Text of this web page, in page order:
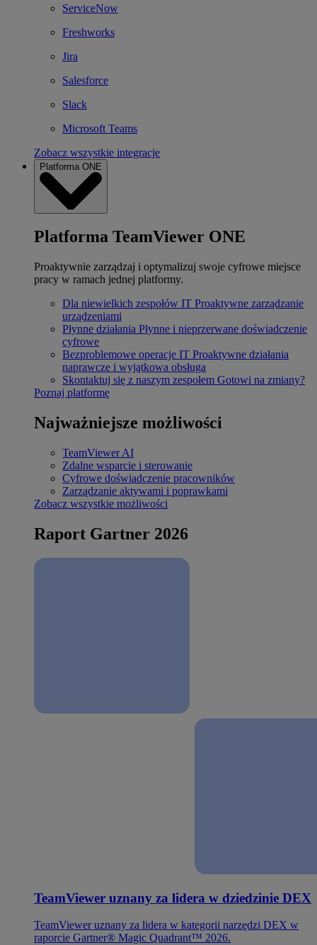
ServiceNow
Freshworks
Jira
Salesforce
Slack
Microsoft Teams
Zobacz wszystkie integracje
Platforma ONE
Platforma TeamViewer ONE
Proaktywnie zarządzaj i optymalizuj swoje cyfrowe miejsce
pracy w ramach jednej platformy.
Dla niewielkich zespołów IT Proaktywne zarządzanie
urządzeniami
Płynne działania Płynne i nieprzerwane doświadczenie
cyfrowe
Bezproblemowe operacje IT Proaktywne działania
naprawcze i wyjątkowa obsługa
Skontaktuj się z naszym zespołem Gotowi na zmiany?
Poznaj platformę
Najważniejsze możliwości
TeamViewer AI
Zdalne wsparcie i sterowanie
Cyfrowe doświadczenie pracowników
Zarządzanie aktywami i poprawkami
Zobacz wszystkie możliwości
Raport Gartner 2026
TeamViewer uznany za lidera w dziedzinie DEX
TeamViewer uznany za lidera w kategorii narzędzi DEX w
raporcie Gartner® Magic Quadrant™ 2026.